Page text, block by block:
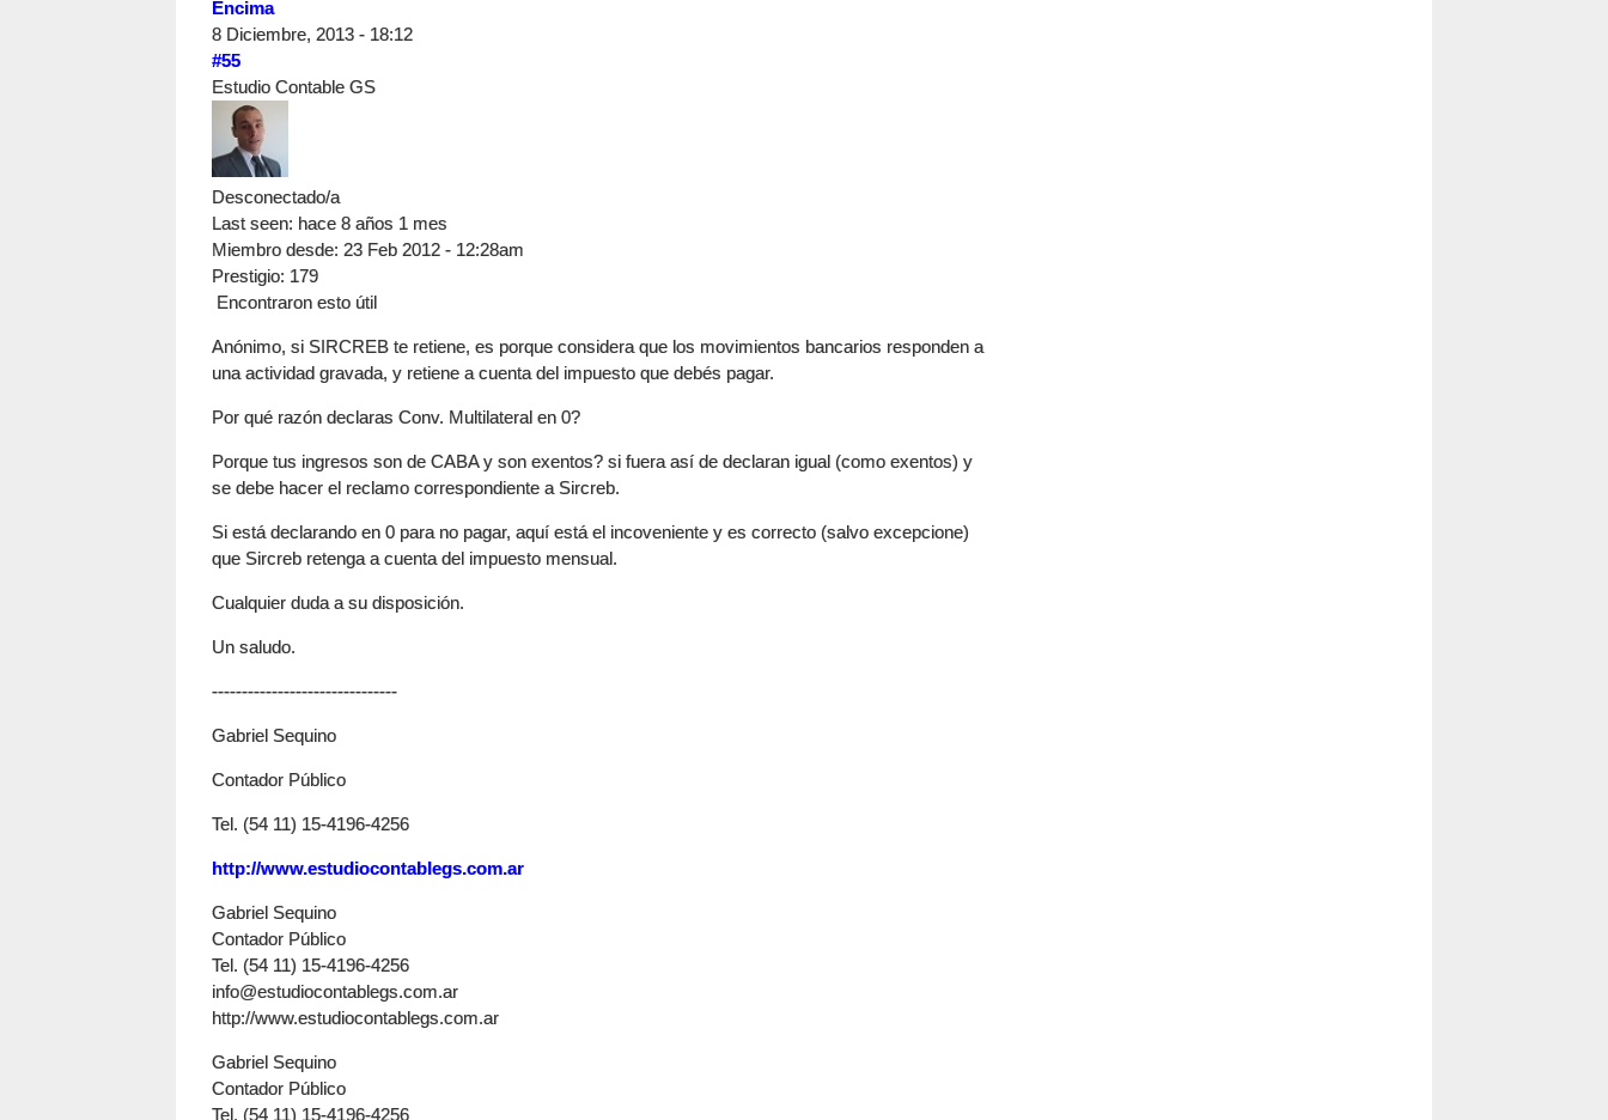
Encima
8 Diciembre, 2013 - 18:12
#55
Estudio Contable GS
Desconectado/a
Last seen: hace 8 años 1 mes
Miembro desde: 23 Feb 2012 - 12:28am
Prestigio: 179
Encontraron esto útil
Anónimo, si SIRCREB te retiene, es porque considera que los movimientos bancarios responden a
una actividad gravada, y retiene a cuenta del impuesto que debés pagar.
Por qué razón declaras Conv. Multilateral en 0?
Porque tus ingresos son de CABA y son exentos? si fuera así de declaran igual (como exentos) y
se debe hacer el reclamo correspondiente a Sircreb.
Si está declarando en 0 para no pagar, aquí está el incoveniente y es correcto (salvo excepcione)
que Sircreb retenga a cuenta del impuesto mensual.
Cualquier duda a su disposición.
Un saludo.
-------------------------------
Gabriel Sequino
Contador Público
Tel. (54 11) 15-4196-4256
http://www.estudiocontablegs.com.ar
Gabriel Sequino
Contador Público
Tel. (54 11) 15-4196-4256
info@estudiocontablegs.com.ar
http://www.estudiocontablegs.com.ar
Gabriel Sequino
Contador Público
Tel. (54 11) 15-4196-4256